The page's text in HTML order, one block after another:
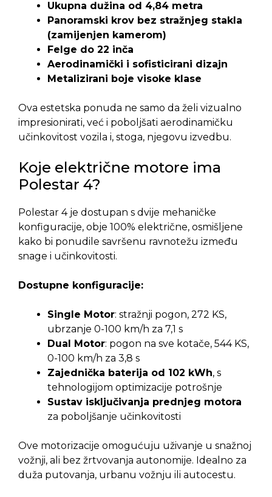
Ukupna dužina od 4,84 metra
Panoramski krov bez stražnjeg stakla
(zamijenjen kamerom)
Felge do 22 inča
Aerodinamički i sofisticirani dizajn
Metalizirani boje visoke klase
Ova estetska ponuda ne samo da želi vizualno
impresionirati, već i poboljšati aerodinamičku
učinkovitost vozila i, stoga, njegovu izvedbu.
Koje električne motore ima
Polestar 4?
Polestar 4 je dostupan s dvije mehaničke
konfiguracije, obje 100% električne, osmišljene
kako bi ponudile savršenu ravnotežu između
snage i učinkovitosti.
Dostupne konfiguracije:
Single Motor: stražnji pogon, 272 KS,
ubrzanje 0-100 km/h za 7,1 s
Dual Motor: pogon na sve kotače, 544 KS,
0-100 km/h za 3,8 s
Zajednička baterija od 102 kWh, s
tehnologijom optimizacije potrošnje
Sustav isključivanja prednjeg motora
za poboljšanje učinkovitosti
Ove motorizacije omogućuju uživanje u snažnoj
vožnji, ali bez žrtvovanja autonomije. Idealno za
duža putovanja, urbanu vožnju ili autocestu.